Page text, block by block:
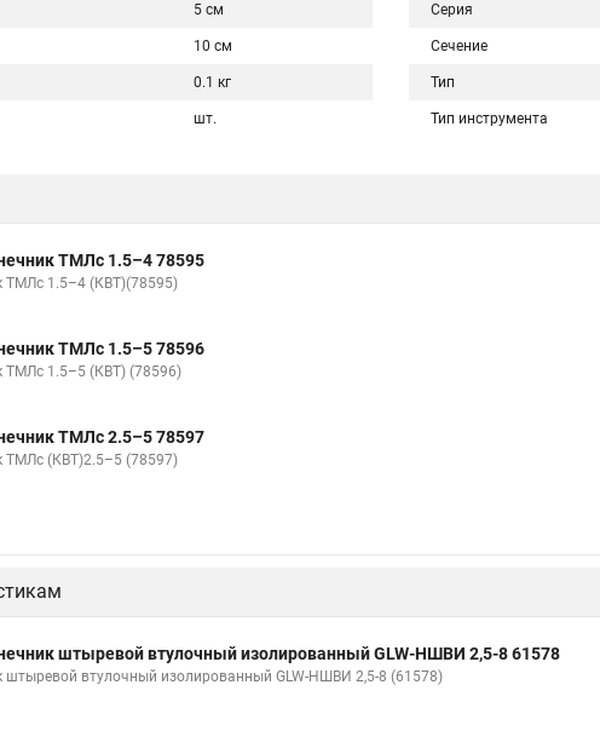
5 см
10 см
0.1 кг
шт.
Серия
Сечение
Тип
Тип инструмента
ТМЛс 1.5–4 78595
ТМЛс 1.5–4 (КВТ)(78595)
ТМЛс 1.5–5 78596
ТМЛс 1.5–5 (КВТ) (78596)
ТМЛс 2.5–5 78597
ТМЛс (КВТ)2.5–5 (78597)
штыревой втулочный изолированный GLW-НШВИ 2,5-8 61578
штыревой втулочный изолированный GLW-НШВИ 2,5-8 (61578)